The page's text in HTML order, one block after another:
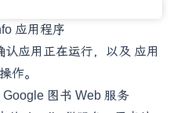
应用程序
认应用正在运行，以及 应用
作。
图书 Web 服务